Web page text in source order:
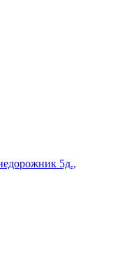
5д.,